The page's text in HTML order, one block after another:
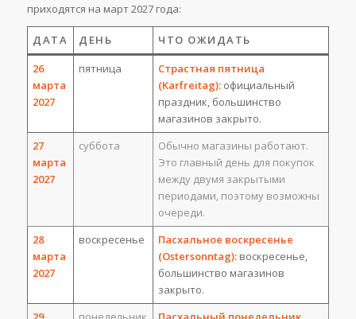
приходятся на март 2027 года:
ДАТА ДЕНЬ
ЧТО ОЖИДАТЬ
26
марта
2027
пятница
Страстная пятница
(Karfreitag): официальный
праздник, большинство
магазинов закрыто.
27
марта
2027
суббота
Обычно магазины работают.
Это главный день для покупок
между двумя закрытыми
периодами, поэтому возможны
очереди.
28
марта
2027
воскресенье
Пасхальное воскресенье
(Ostersonntag): воскресенье,
большинство магазинов
закрыто.